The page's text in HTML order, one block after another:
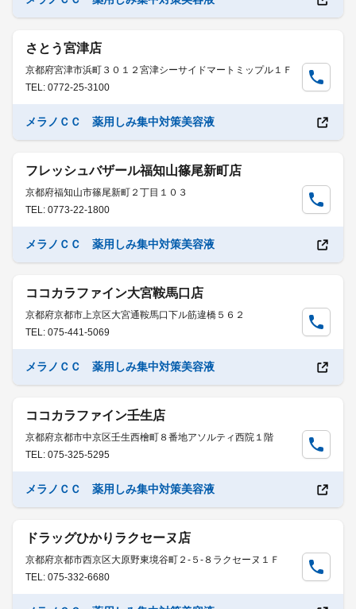
さとう宮津店
京都府宮津市浜町３０１２宮津シーサイドマートミップル１Ｆ
TEL: 0772-25-3100
メラノＣＣ 薬用しみ集中対策美容液
フレッシュバザール福知山篠尾新町店
京都府福知山市篠尾新町２丁目１０３
TEL: 0773-22-1800
メラノＣＣ 薬用しみ集中対策美容液
ココカラファイン大宮鞍馬口店
京都府京都市上京区大宮通鞍馬口下ル筋違橋５６２
TEL: 075-441-5069
メラノＣＣ 薬用しみ集中対策美容液
ココカラファイン壬生店
京都府京都市中京区壬生西檜町８番地アソルティ西院１階
TEL: 075-325-5295
メラノＣＣ 薬用しみ集中対策美容液
ドラッグひかりラクセーヌ店
京都府京都市西京区大原野東境谷町２-５-８ラクセーヌ１Ｆ
TEL: 075-332-6680